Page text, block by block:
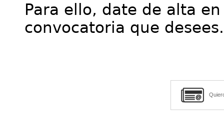
Para ello, date de alta
convocatoria que desees.